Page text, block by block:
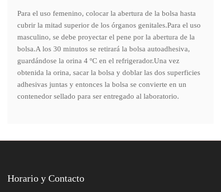
Para el uso femenino, colocar la abertura de la bolsa hasta
cubrir la mitad superior de los órganos genitales.Para el uso
masculino, se debe proyectar el pene por la abertura de la
bolsa.A los 30 minutos se retirará la bolsa autoadhesiva,
guardándose la orina 4 ºC en el refrigerador.Una vez
obtenida la orina, sacar la bolsa y doblar las dos superficies
adhesivas juntas y entonces la bolsa se convierte en un
contenedor sellado para ser entregado al laboratorio.
Horario y Contacto